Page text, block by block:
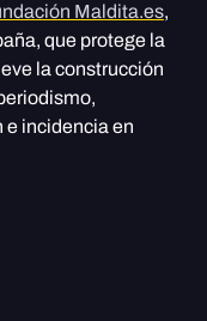
Maldita.es,
que protege la
la construcción
incidencia en